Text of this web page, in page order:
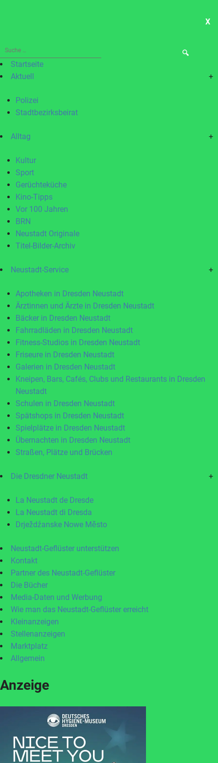
X
Suche
nach:Startseite
Aktuell
+
Polizei
Stadtbezirksbeirat
Alltag +
Kultur
Sport
Gerüchteküche
Kino-Tipps
Vor 100 Jahren
BRN
Neustadt Originale
Titel-Bilder-Archiv
Neustadt-Service +
Apotheken in Dresden Neustadt
Ärztinnen und Ärzte in Dresden Neustadt
Bäcker in Dresden Neustadt
Fahrradläden in Dresden Neustadt
Fitness-Studios in Dresden Neustadt
Friseure in Dresden Neustadt
Galerien in Dresden Neustadt
Kneipen, Bars, Cafés, Clubs und Restaurants in Dresden
Neustadt
Schulen in Dresden Neustadt
Spätshops in Dresden Neustadt
Spielplätze in Dresden Neustadt
Übernachten in Dresden Neustadt
Straßen, Plätze und Brücken
Die Dresdner Neustadt +
La Neustadt de Dresde
La Neustadt di Dresda
Drježdźanske Nowe Město
Neustadt-Geflüster unterstützen
Kontakt
Partner des Neustadt-Geflüster
Die Bücher
Media-Daten und Werbung
Wie man das Neustadt-Geflüster erreicht
Kleinanzeigen
Stellenanzeigen
Marktplatz
Allgemein
Anzeige